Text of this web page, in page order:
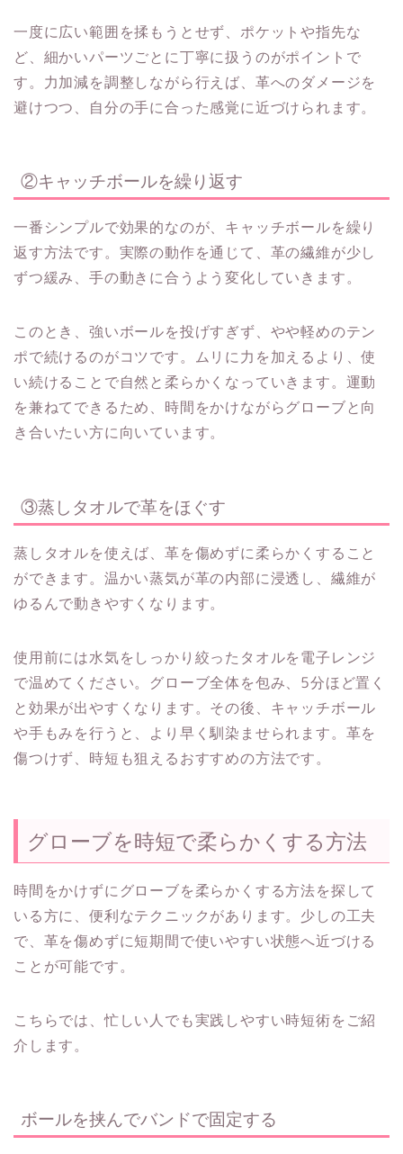
一度に広い範囲を揉もうとせず、ポケットや指先な
ど、細かいパーツごとに丁寧に扱うのがポイントで
す。力加減を調整しながら行えば、革へのダメージを
避けつつ、自分の手に合った感覚に近づけられます。
②キャッチボールを繰り返す
一番シンプルで効果的なのが、キャッチボールを繰り
返す方法です。実際の動作を通じて、革の繊維が少し
ずつ緩み、手の動きに合うよう変化していきます。
このとき、強いボールを投げすぎず、やや軽めのテン
ポで続けるのがコツです。ムリに力を加えるより、使
い続けることで自然と柔らかくなっていきます。運動
を兼ねてできるため、時間をかけながらグローブと向
き合いたい方に向いています。
③蒸しタオルで革をほぐす
蒸しタオルを使えば、革を傷めずに柔らかくすること
ができます。温かい蒸気が革の内部に浸透し、繊維が
ゆるんで動きやすくなります。
使用前には水気をしっかり絞ったタオルを電子レンジ
で温めてください。グローブ全体を包み、5分ほど置く
と効果が出やすくなります。その後、キャッチボール
や手もみを行うと、より早く馴染ませられます。革を
傷つけず、時短も狙えるおすすめの方法です。
グローブを時短で柔らかくする方法
時間をかけずにグローブを柔らかくする方法を探して
いる方に、便利なテクニックがあります。少しの工夫
で、革を傷めずに短期間で使いやすい状態へ近づける
ことが可能です。
こちらでは、忙しい人でも実践しやすい時短術をご紹
介します。
ボールを挟んでバンドで固定する